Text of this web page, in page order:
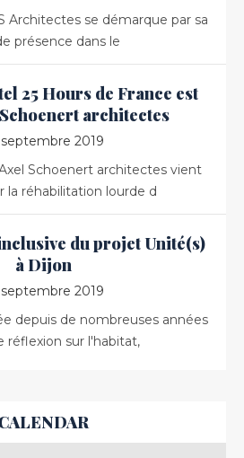
Architectes se démarque par sa
présence dans le
25 Hours de France est
architectes
2019
Schoenert architectes vient
la réhabilitation lourde d
du projet Unité(s)
à Dijon
2019
depuis de nombreuses années
réflexion sur l'habitat,